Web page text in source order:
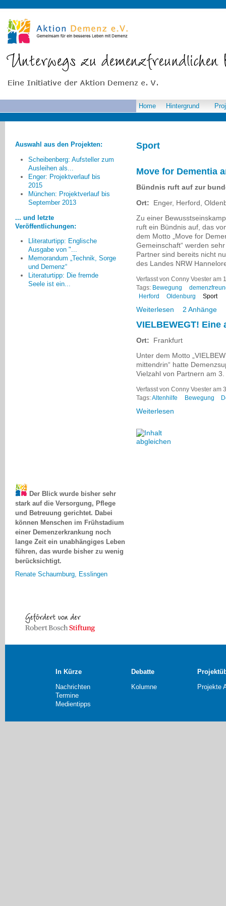
Sport
Move for Dementia
Bündnis ruft auf zur
Ort:
Enger, Herford,
Zu einer
ruft ein Bündnis auf, das
dem Motto „Move for
Gemeinschaft“ werden
Partner sind bereits nicht
des Landes NRW
Verfasst von Conny Voester am
Tags: Bewegung
Herford
Oldenburg Sport
Weiterlesen 2 Anhänge
VIELBEWEGT!
Ort:
Frankfurt
Unter dem Motto
mittendrin“ hatte
Vielzahl von Partnern am
Verfasst von Conny Voester am
Tags:Altenhilfe Bewegung
Weiterlesen
Home Hintergrund
Auswahl aus den Projekten:
Scheibenberg: Aufsteller zum
Ausleihen als...
Enger: Projektverlauf bis
2015
München: Projektverlauf bis
September 2013
... und letzte
Veröffentlichungen:
Lliteraturtipp: Englische
Ausgabe von "...
Memorandum „Technik, Sorge
und Demenz“
Literaturtipp: Die fremde
Seele ist ein...
Ich wünsche mir für Pirna
mehr Angebote, die Normalität und
Lebensfreude in den Alltag der
Betroffenen bringen.
stark auf die Versorgung, Pflege
und Betreuung gerichtet. Dabei
können Menschen im Frühstadium
einer Demenzerkrankung noch
lange Zeit ein unabhängiges Leben
führen, das wurde bisher zu wenig
berücksichtigt.
Renate Schaumburg, Esslingen
In Kürze
Nachrichten
Termine
Medientipps
Debatte
Kolumne
Projekte